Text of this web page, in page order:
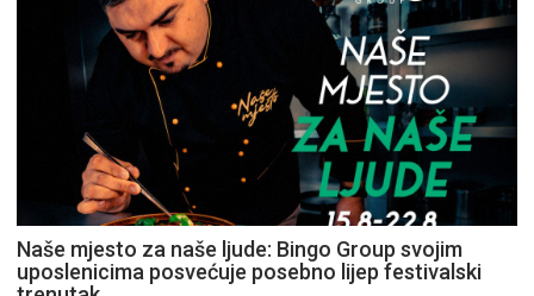
Naše mjesto za naše ljude: Bingo Group svojim
uposlenicima posvećuje posebno lijep festivalski